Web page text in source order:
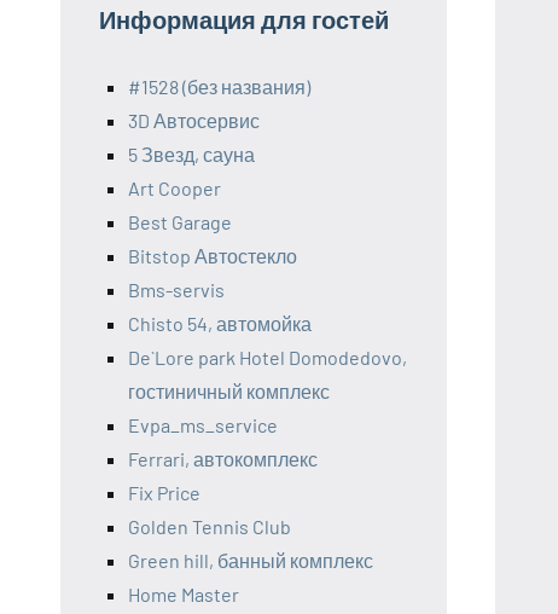
Информация для гостей
#1528 (без названия)
3D Автосервис
5 Звезд, сауна
Art Cooper
Best Garage
Bitstop Автостекло
Bms-servis
Chisto 54, автомойка
De`Lore park Hotel Domodedovo,
гостиничный комплекс
Evpa_ms_service
Ferrari, автокомплекс
Fix Price
Golden Tennis Club
Green hill, банный комплекс
Home Master